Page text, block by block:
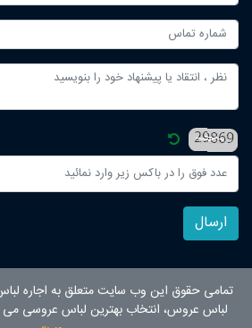
ارسال
تمامی حقوق این وب سایت متعلق به اجاره
لباس عروس، انتخاب بهترین لباس عروسی می